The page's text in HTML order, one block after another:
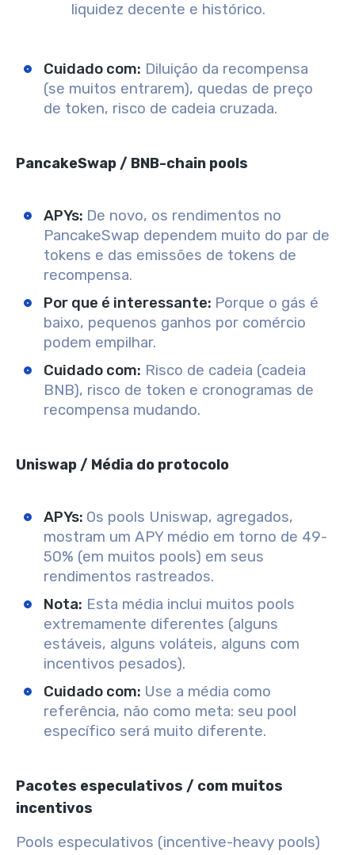
liquidez decente e histórico.
Cuidado com: Diluição da recompensa
(se muitos entrarem), quedas de preço
de token, risco de cadeia cruzada.
PancakeSwap / BNB-chain pools
APYs: De novo, os rendimentos no
PancakeSwap dependem muito do par de
tokens e das emissões de tokens de
recompensa.
Por que é interessante: Porque o gás é
baixo, pequenos ganhos por comércio
podem empilhar.
Cuidado com: Risco de cadeia (cadeia
BNB), risco de token e cronogramas de
recompensa mudando.
Uniswap / Média do protocolo
APYs: Os pools Uniswap, agregados,
mostram um APY médio em torno de 49-
50% (em muitos pools) em seus
rendimentos rastreados.
Nota: Esta média inclui muitos pools
extremamente diferentes (alguns
estáveis, alguns voláteis, alguns com
incentivos pesados).
Cuidado com: Use a média como
referência, não como meta: seu pool
específico será muito diferente.
Pacotes especulativos / com muitos
incentivos
Pools especulativos (incentive-heavy pools)